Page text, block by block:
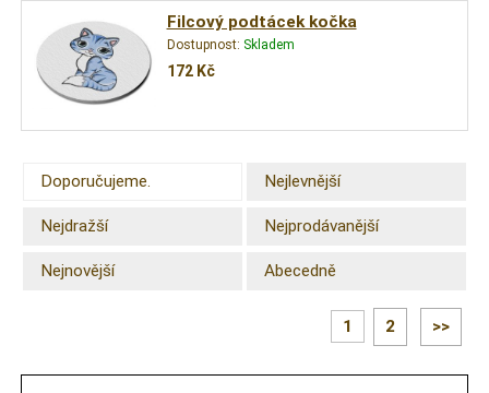
Filcový podtácek kočka
Dostupnost: Skladem
172 Kč
Doporučujeme. Nejlevnější
Nejdražší Nejprodávanější
Nejnovější Abecedně
1 2 >>